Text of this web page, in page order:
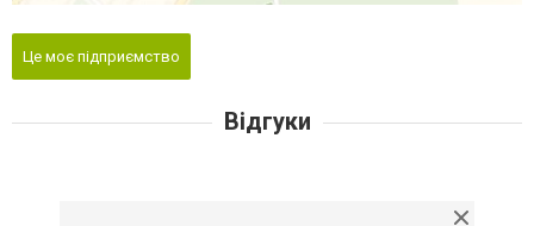
Це моє підприємство
Відгуки